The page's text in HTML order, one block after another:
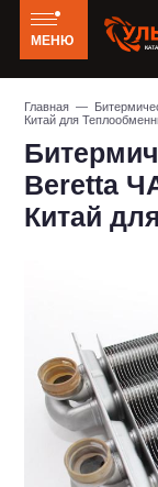
МЕНЮ
Главная —
Китай для
Beretta
Китай